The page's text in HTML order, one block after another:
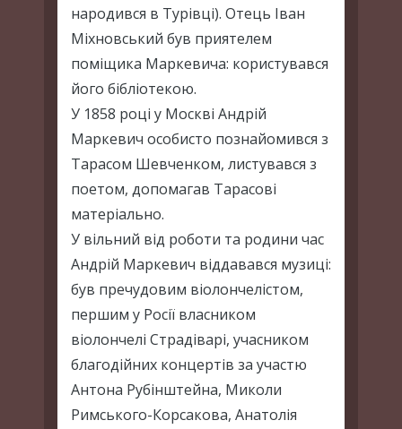
народився в Турівці). Отець Іван
Міхновський був приятелем
поміщика Маркевича: користувався
його бібліотекою.
У 1858 році у Москві Андрій
Маркевич особисто познайомився з
Тарасом Шевченком, листувався з
поетом, допомагав Тарасові
матеріально.
У вільний від роботи та родини час
Андрій Маркевич віддавався музиці:
був пречудовим віолончелістом,
першим у Росії власником
віолончелі Страдіварі, учасником
благодійних концертів за участю
Антона Рубінштейна, Миколи
Римського-Корсакова, Анатолія